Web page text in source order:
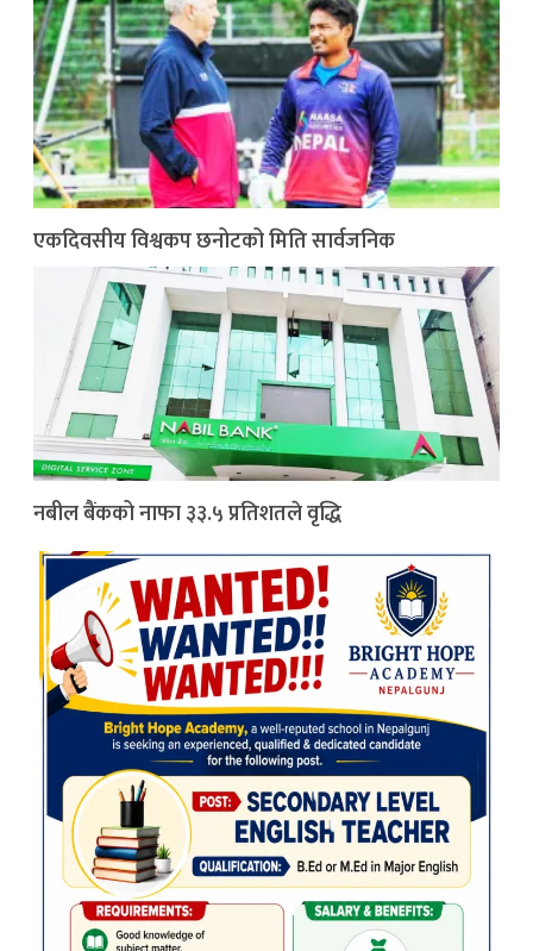
एकदिवसीय विश्वकप छनोटको मिति सार्वजनिक
नबील बैंकको नाफा ३३.५ प्रतिशतले वृद्धि